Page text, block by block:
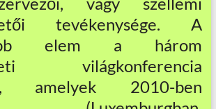
tevékenysége. A
elem a három
világkonferencia
amelyek 2010-ben